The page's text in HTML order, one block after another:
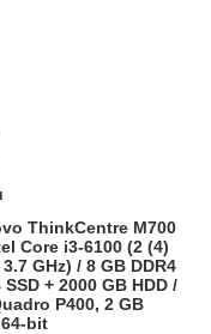
ThinkCentre M700
Core i3-6100 (2 (4)
GHz) / 8 GB DDR4
SSD + 2000 GB HDD /
P400, 2 GB
64-bit